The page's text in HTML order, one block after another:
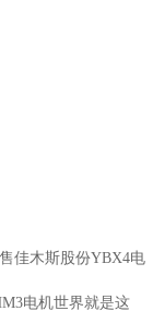
佳木斯股份YBX4电
电机世界就是这